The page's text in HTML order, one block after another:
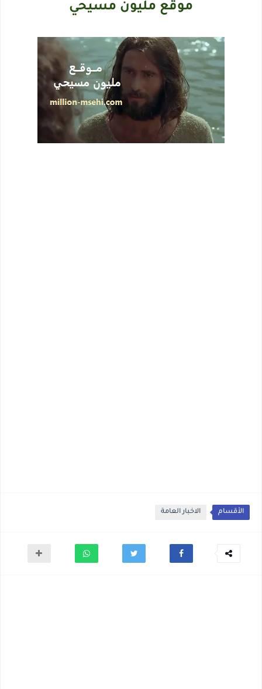
موقع مليون مسيحي
الأقسام الاخبار العامة